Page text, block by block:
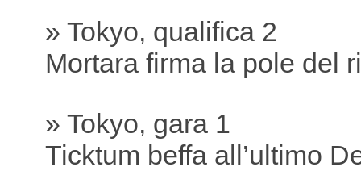
» Tokyo, qualifica 2
Mortara firma la pole del
» Tokyo, gara 1
Ticktum beffa all’ultimo